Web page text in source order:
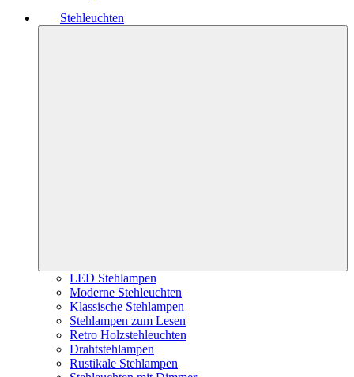
Stehleuchten
LED Stehlampen
Moderne Stehleuchten
Klassische Stehlampen
Stehlampen zum Lesen
Retro Holzstehleuchten
Drahtstehlampen
Rustikale Stehlampen